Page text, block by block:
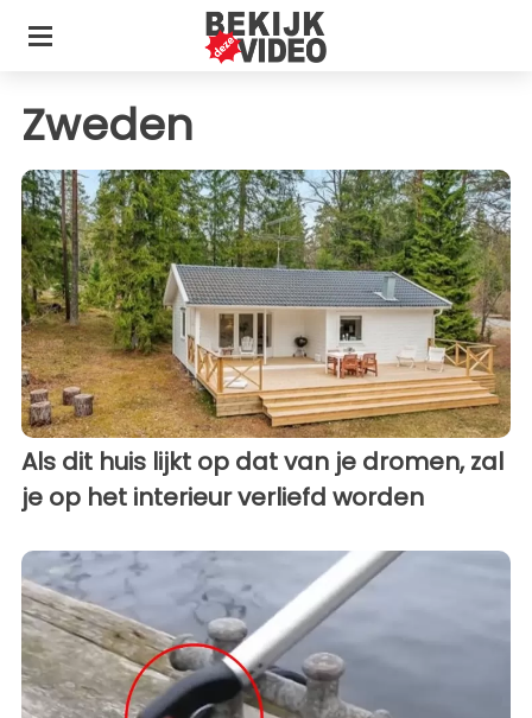
Zweden
Als dit huis lijkt op dat van je dromen, zal
je op het interieur verliefd worden